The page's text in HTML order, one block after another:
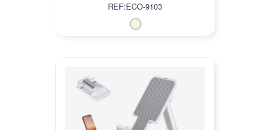
REF:ECO-9103